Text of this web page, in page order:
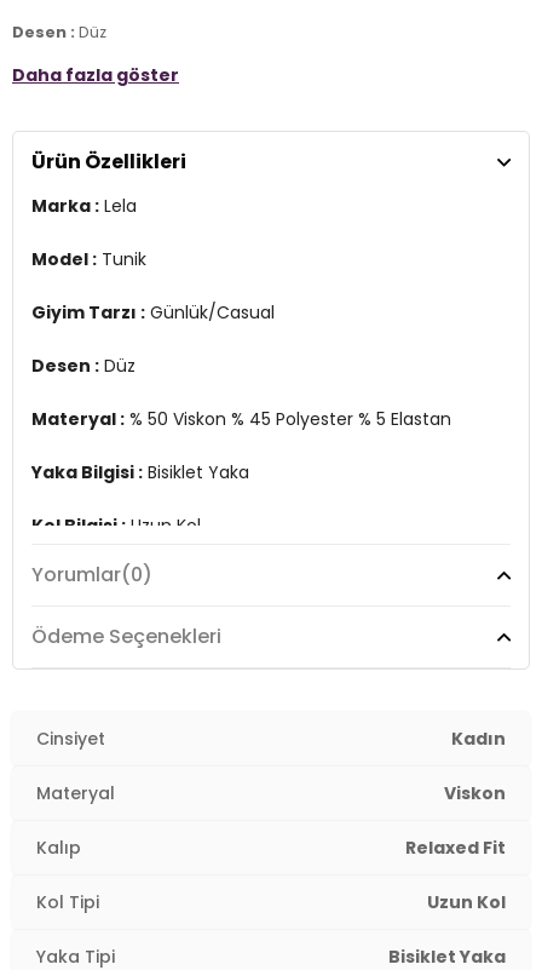
Desen : Düz
Materyal :% 50 Viskon % 45 Polyester % 5 Elastan
Kol Bilgisi :Uzun Kol
Kalıp Bilgisi : Relaxed Fit
Manken Ölçüsü :
Basen : 89 cm / Beden : S
Detay :
Daha fazla göster
Ürün Özellikleri
Marka : Lela
Model : Tunik
Giyim Tarzı : Günlük/Casual
Desen : Düz
Materyal : % 50 Viskon % 45 Polyester % 5 Elastan
Yaka Bilgisi : Bisiklet Yaka
Kol Bilgisi : Uzun Kol
Kalıp Bilgisi : Relaxed Fit
Manken Ölçüsü :Boy : 1.78 cm / Göğüs : 81 cm / Bel :
- Nem tutma özelliğine sahip OYSHO kumaş
Üretim Yeri :
Yorumlar(0)
Ödeme Seçenekleri
Cinsiyet Kadın
Materyal Viskon
Kalıp Relaxed Fit
Kol Tipi Uzun Kol
Yaka Tipi Bisiklet Yaka